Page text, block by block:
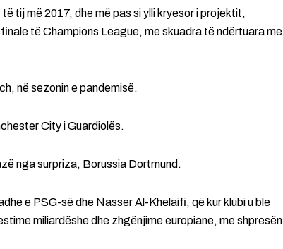
tij më 2017, dhe më pas si ylli kryesor i projektit,
të Champions League, me skuadra të ndërtuara me
në sezonin e pandemisë.
City i Guardiolës.
nga surpriza, Borussia Dortmund.
e PSG-së dhe Nasser Al-Khelaifi, që kur klubi u ble
miliardëshe dhe zhgënjime europiane, me shpresën